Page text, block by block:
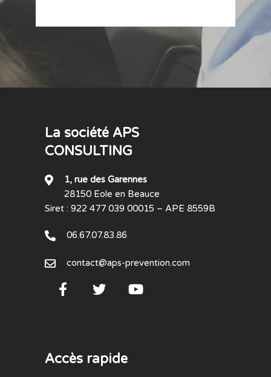
La société APS
CONSULTING
1, rue des Garennes
28150 Eole en Beauce
Siret : 922 477 039 00015 – APE 8559B
06.67.07.83.86
contact@aps-prevention.com
Accès rapide